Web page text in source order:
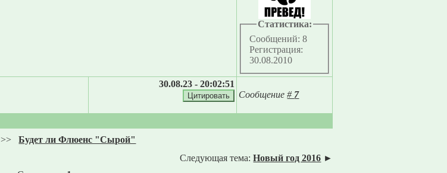
Статистика:
Сообщений: 8
Регистрация:
30.08.2010
30.08.23 - 20:02:51
Сообщение# 7
>>Будет ли Флюенс "Сырой"
Следующая тема:Новый год 2016 ►